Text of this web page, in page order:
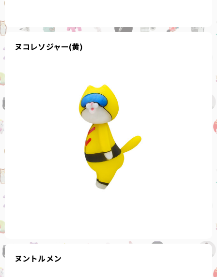
ヌコレソジャー(黄)
ヌントルメン